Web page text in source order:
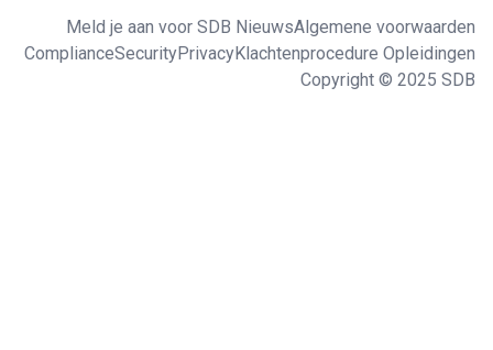
Meld je aan voor SDB NieuwsAlgemene voorwaarden
ComplianceSecurityPrivacyKlachtenprocedure Opleidingen
Copyright © 2025 SDB